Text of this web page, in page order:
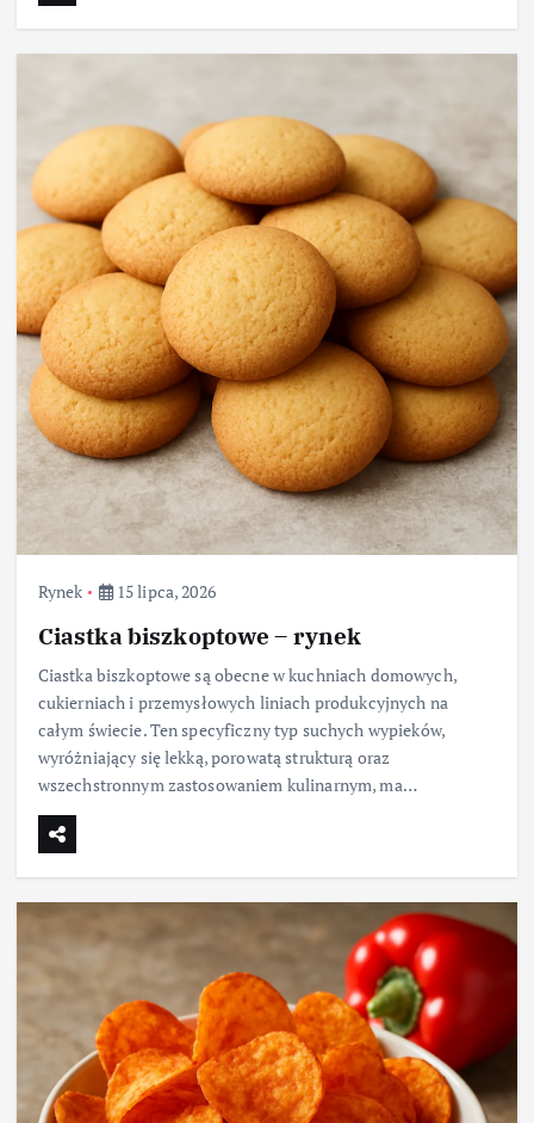
Rynek 15 lipca, 2026
Ciastka biszkoptowe – rynek
Ciastka biszkoptowe są obecne w kuchniach domowych,
cukierniach i przemysłowych liniach produkcyjnych na
całym świecie. Ten specyficzny typ suchych wypieków,
wyróżniający się lekką, porowatą strukturą oraz
wszechstronnym zastosowaniem kulinarnym, ma…